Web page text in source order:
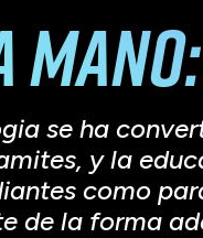
se ha
y la
como
de la forma